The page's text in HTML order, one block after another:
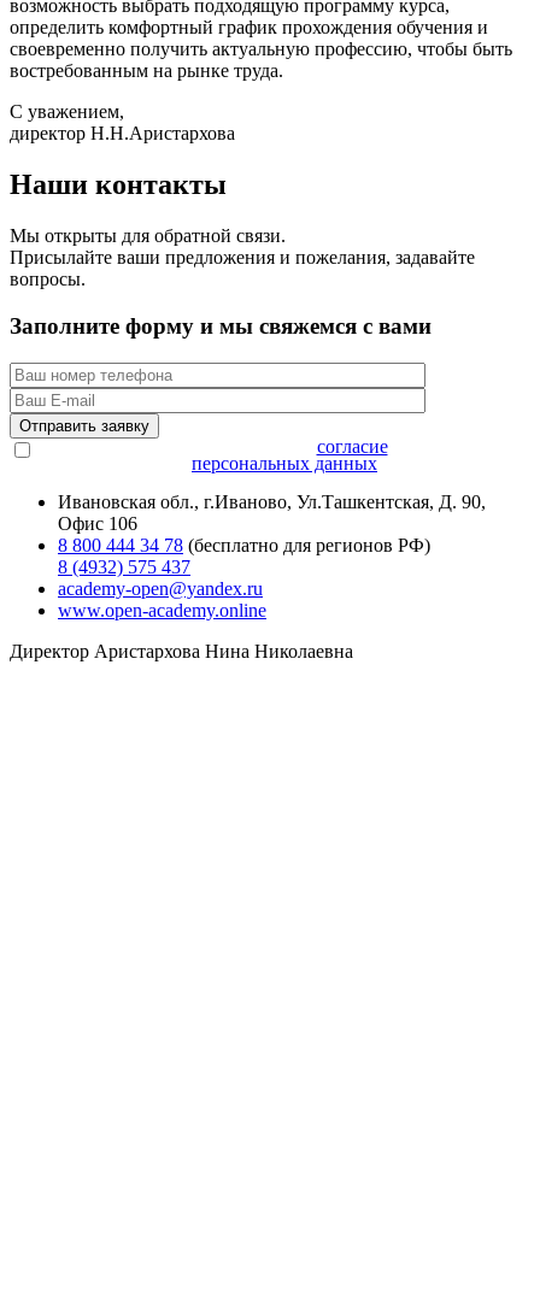
возможность выбрать подходящую программу курса,
определить комфортный график прохождения обучения и
своевременно получить актуальную профессию, чтобы быть
востребованным на рынке труда.
С уважением,
директор Н.Н.Аристархова
Наши контакты
Мы открыты для обратной связи.
Присылайте ваши предложения и пожелания, задавайте
вопросы.
Заполните форму и мы свяжемся с вами
согласиена обработку
персональных данных
Ивановская обл., г.Иваново, Ул.Ташкентская, Д. 90,
Офис 106
8 800 444 34 78 (бесплатно для регионов РФ)
8 (4932) 575 437
academy-open@yandex.ru
www.open-academy.online
Директор Аристархова Нина Николаевна